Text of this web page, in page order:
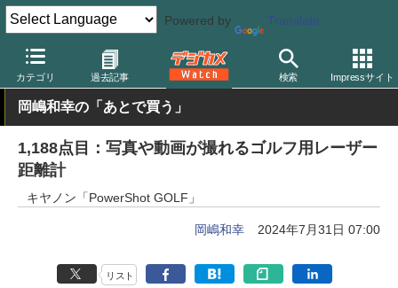
Powered by Translate
カテゴリ 過去記事 検索 Impressサイト
デジカメ Watch カメラ レンズ一体型（コンパクト）カメラ キ
岡嶋和幸の「あとで買う」
1,188点目：写真や動画が撮れるゴルフ用レーザー
距離計
キヤノン「PowerShot GOLF」
岡嶋和幸 2024年7月31日 07:00
リスト